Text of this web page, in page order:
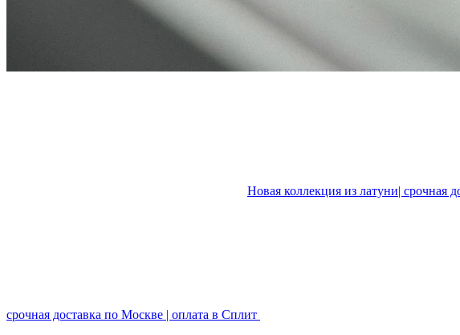
Новая коллекция из латуни| срочная
срочная доставка по Москве | оплата в Сплит